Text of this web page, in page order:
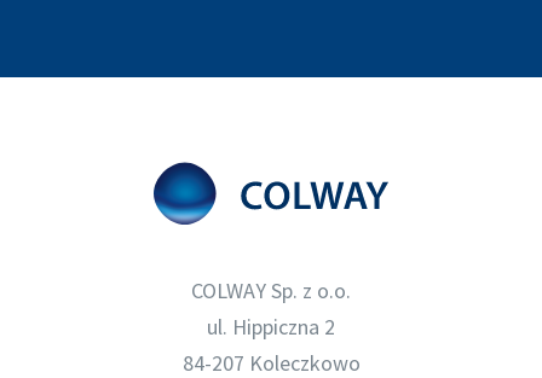
COLWAY Sp. z o.o.
ul. Hippiczna 2
84-207 Koleczkowo